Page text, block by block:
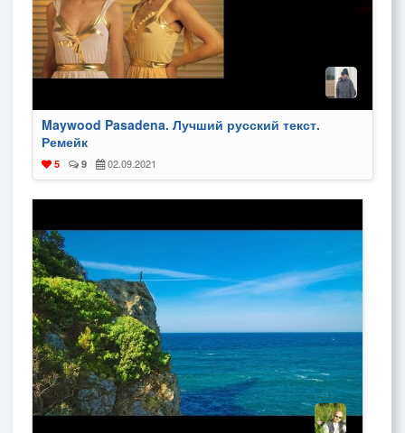
Maywood Pasadena. Лучший русский текст.
Ремейк
5 9 02.09.2021